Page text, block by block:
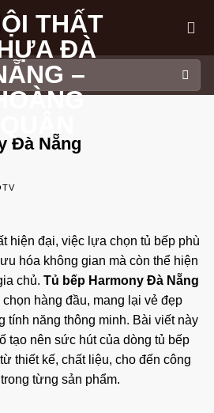
Đà Nẵng
hiện đại, việc lựa chọn tủ bếp phù
hóa không gian mà còn thể hiện
chủ. Tủ bếp Harmony Đà Nẵng
hàng đầu, mang lại vẻ đẹp
tính năng thông minh. Bài viết này
tạo nên sức hút của dòng tủ bếp
thiết kế, chất liệu, cho đến công
từng sản phẩm.